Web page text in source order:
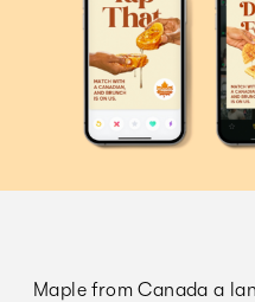
Maple from Canada a